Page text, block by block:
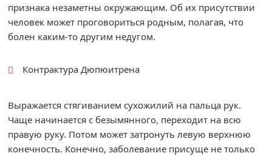
признака незаметны окружающим. Об их присутствии
человек может проговориться родным, полагая, что
болен каким-то другим недугом.
Контрактура Дюпюитрена
Выражается стягиванием сухожилий на пальца рук.
Чаще начинается с безымянного, переходит на всю
правую руку. Потом может затронуть левую верхнюю
конечность. Конечно, заболевание присуще не только